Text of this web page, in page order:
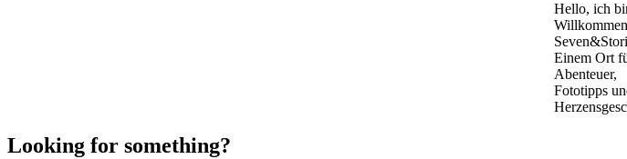
Hello, ich
Einem Ort
Abenteuer,
Fototipps
Looking for something?